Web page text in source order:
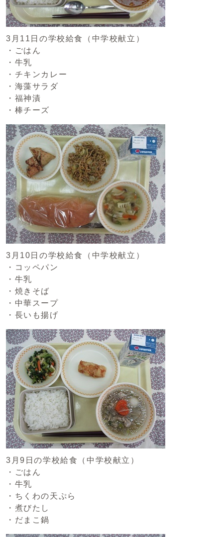
3月11日の学校給食（中学校献立）
・ごはん
・牛乳
・チキンカレー
・海藻サラダ
・福神漬
・棒チーズ
3月10日の学校給食（中学校献立）
・コッペパン
・牛乳
・焼きそば
・中華スープ
・長いも揚げ
3月9日の学校給食（中学校献立）
・ごはん
・牛乳
・ちくわの天ぷら
・煮びたし
・だまこ鍋